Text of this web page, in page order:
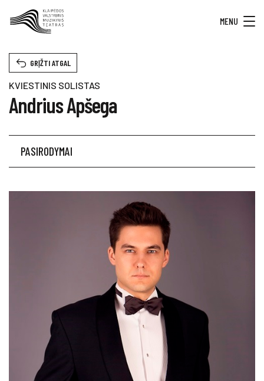
MENU
KVIESTINIS SOLISTAS
Andrius Apšega
GRĮŽTI ATGAL
PASIRODYMAI